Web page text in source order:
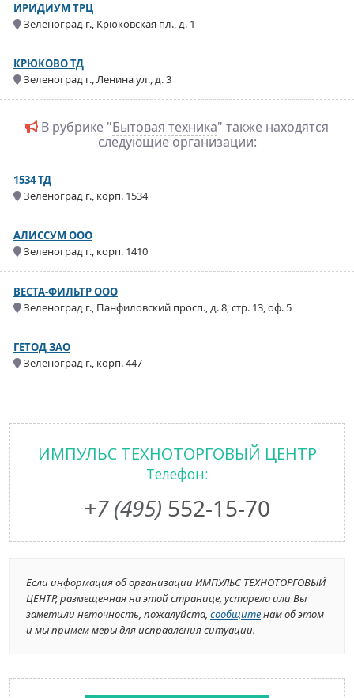
ИРИДИУМ ТРЦ
Зеленоград г., Крюковская пл., д. 1
КРЮКОВО ТД
Зеленоград г., Ленина ул., д. 3
В рубрике "Бытовая техника" также находятся
следующие организации:
1534 ТД
Зеленоград г., корп. 1534
АЛИССУМ ООО
Зеленоград г., корп. 1410
ВЕСТА-ФИЛЬТР ООО
Зеленоград г., Панфиловский просп., д. 8, стр. 13, оф. 5
ГЕТОД ЗАО
Зеленоград г., корп. 447
ИМПУЛЬС ТЕХНОТОРГОВЫЙ ЦЕНТР
Телефон:
+7 (495) 552-15-70
Если информация об организации ИМПУЛЬС ТЕХНОТОРГОВЫЙ
ЦЕНТР, размещенная на этой странице, устарела или Вы
заметили неточность, пожалуйста, сообщитенам об этом
и мы примем меры для исправления ситуации.